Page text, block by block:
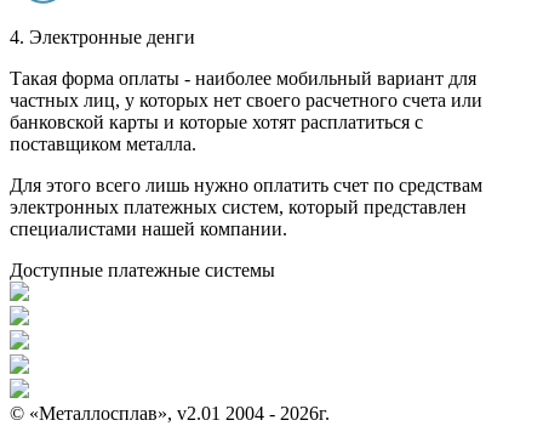
4. Электронные денги
Такая форма оплаты - наиболее мобильный вариант для
частных лиц, у которых нет своего расчетного счета или
банковской карты и которые хотят расплатиться с
поставщиком металла.
Для этого всего лишь нужно оплатить счет по средствам
электронных платежных систем, который представлен
специалистами нашей компании.
Доступные платежные системы
© «Металлосплав», v2.01 2004 - 2026г.